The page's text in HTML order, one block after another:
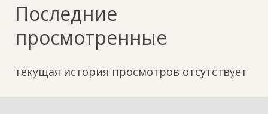
Последние
просмотренные
текущая история просмотров отсутствует